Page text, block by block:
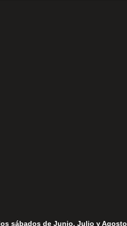
sábados de Junio, Julio y Agosto